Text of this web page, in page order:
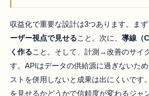
収益化で重要な設計は3つあります。まず
ーザー視点で見せること。次に、 導線（
く作ること。そして、計測→改善のサイ
す。APIはデータの供給源に過ぎないた
ストを併用しないと成果は出にくいです
を見せるかどうかで信頼度が変わるジャ